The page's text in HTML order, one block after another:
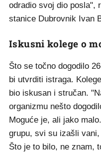
odradio svoj dio posla",
stanice Dubrovnik Ivan
Iskusni kolege o
Što se točno dogodilo
bi utvrditi istraga.
bio iskusan i stručan.
organizmu nešto
Moguće je, ali jako
grupu, svi su izašli
Što je to bilo, ne znam,